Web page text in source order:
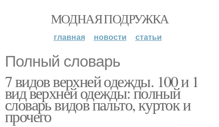
МОДНАЯ ПОДРУЖКА
главная новости статьи
Полный словарь
7 видов верхней одежды. 100 и 1
вид верхней одежды: полный
словарь видов пальто, курток и
прочего